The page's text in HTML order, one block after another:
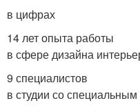
в цифрах
14 лет опыта работы
в сфере дизайна
9 специалистов
в студии со